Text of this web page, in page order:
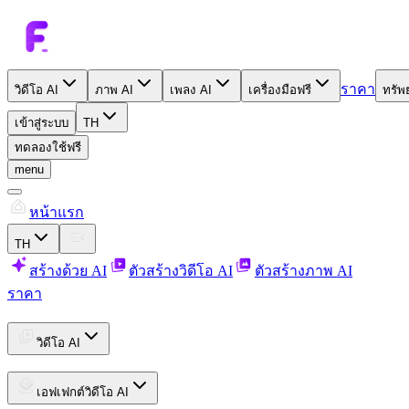
วิดีโอ AI ภาพ AI เพลง AI เครื่องมือฟรี ราคา ทรัพ
เข้าสู่ระบบ
TH
ทดลองใช้ฟรี
menu
หน้าแรก
TH
สร้างด้วย AI ตัวสร้างวิดีโอ AI
ตัวสร้างภาพ AI
ราคา
วิดีโอ AI
เอฟเฟกต์วิดีโอ AI